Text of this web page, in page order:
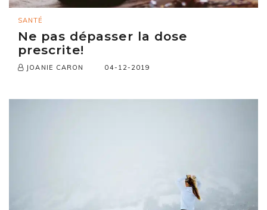
SANTÉ
Ne pas dépasser la dose
prescrite!
JOANIE CARON 04-12-2019